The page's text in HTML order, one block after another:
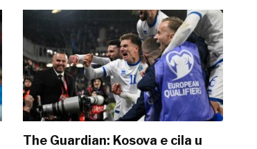
The Guardian: Kosova e cila u